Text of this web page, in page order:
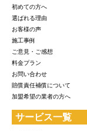
初めての方へ
選ばれる理由
お客様の声
施工事例
ご意見・ご感想
料金プラン
お問い合わせ
賠償責任補償について
加盟希望の業者の方へ
サービス一覧